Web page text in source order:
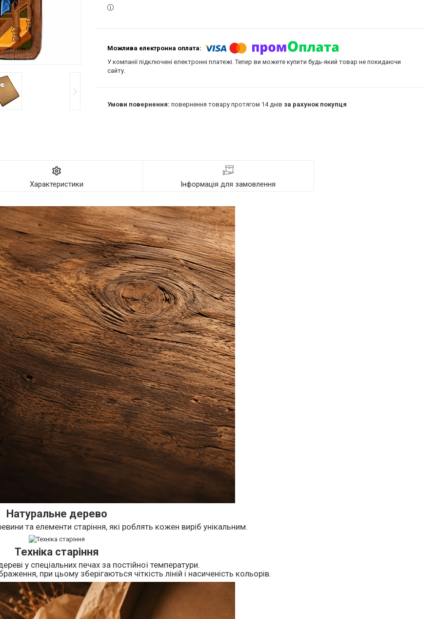
У компанії підключені електронні платежі. Тепер ви можете купити будь-який товар не покидаючи
сайту.
повернення товару протягом 14 днів за рахунок покупця
Характеристики Інформація для замовлення
Натуральне дерево
та елементи старіння, які роблять кожен виріб унікальним.
Техніка старіння
у спеціальних печах за постійної температури.
при цьому зберігаються чіткість ліній і насиченість кольорів.